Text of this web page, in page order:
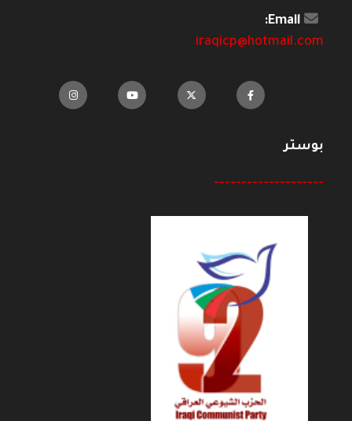
Email:
iraqicp@hotmail.com
بوستر
--------------------